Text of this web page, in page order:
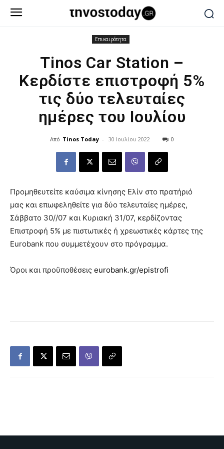
Επικαιρότητα
Tinos Car Station –
Κερδίστε επιστροφή 5%
τις δύο τελευταίες
ημέρες του Ιουλίου
Από Tinos Today - 30 Ιουλίου 2022 0
Προμηθευτείτε καύσιμα κίνησης Ελίν στο πρατήριό
μας και επωφεληθείτε για δύο τελευταίες ημέρες,
Σάββατο 30//07 και Κυριακή 31/07, κερδίζοντας
Επιστροφή 5% με πιστωτικές ή χρεωστικές κάρτες της
Eurobank που συμμετέχουν στο πρόγραμμα.
Όροι και προϋποθέσεις eurobank.gr/epistrofi